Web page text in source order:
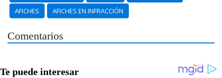
AFICHES
AFICHES EN INFRACCIÓN
Comentarios